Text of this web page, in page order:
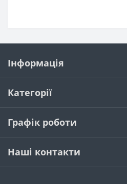
Інформація
Категорії
Графік роботи
Наші контакти